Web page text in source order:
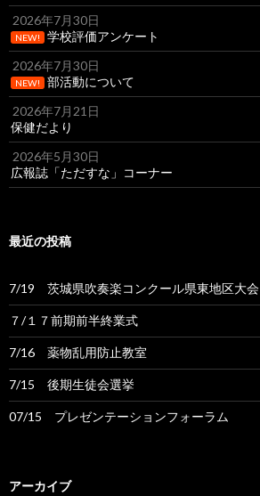
2026年7月30日
NEW!
学校評価アンケート
2026年7月30日
NEW!
部活動について
2026年7月21日
保健だより
2026年5月30日
広報誌「ただすな」コーナー
最近の投稿
7/19 茨城県吹奏楽コンクール県東地区大会
７/１７前期前半終業式
7/16 薬物乱用防止教室
7/15 後期生徒会選挙
07/15 プレゼンテーションフォーラム
アーカイブ